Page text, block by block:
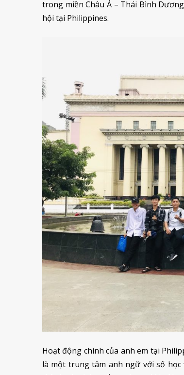
trong miền Châu Á – Thái Bình
hội tại Philippines.
Hoạt động chính của anh em tại
là một trung tâm anh ngữ với số